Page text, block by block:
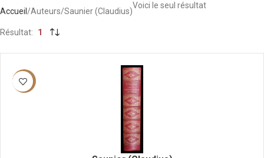
Accueil Auteurs Saunier (Claudius)
Voici le seul résultat
Résultat 1
-40%